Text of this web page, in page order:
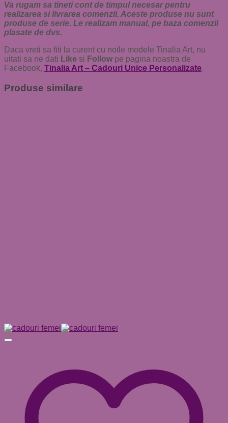
Va rugam sa tineti cont de timpul necesar pentru
realizarea si livrarea comenzii. Aceste produse nu sunt
produse de serie. Le realizam manual, pe baza comenzii
plasate de dvs.
Daca vreti sa fiti la curent cu noile modele Tinalia Art, nu
uitati sa ne dati Like si Followpe pagina noastra de
Facebook, Tinalia Art – Cadouri Unice Personalizate.
Produse similare